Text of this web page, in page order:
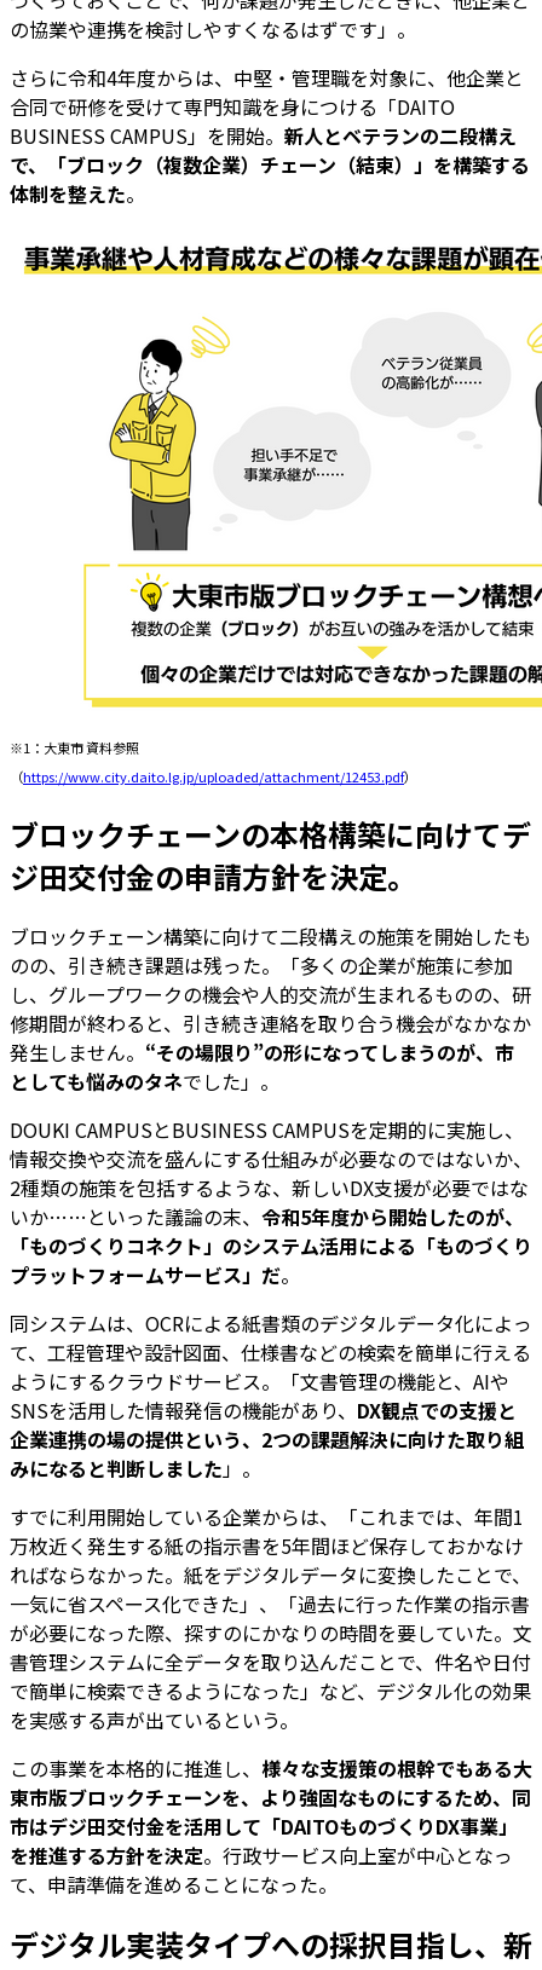
の協業や連携を検討しやすくなるはずです」。
さらに令和4年度からは、中堅・管理職を対象に、他企業と
合同で研修を受けて専門知識を身につける「DAITO
BUSINESS CAMPUS」を開始。 新人とベテランの二段構え
で、「ブロック（複数企業）チェーン（結束）」を構築する
体制を整えた。
※1：大東市 資料参照
（https://www.city.daito.lg.jp/uploaded/attachment/12453.pdf）
ブロックチェーンの本格構築に向けてデ
ジ田交付金の申請方針を決定。
ブロックチェーン構築に向けて二段構えの施策を開始したも
のの、引き続き課題は残った。「多くの企業が施策に参加
し、グループワークの機会や人的交流が生まれるものの、研
修期間が終わると、引き続き連絡を取り合う機会がなかなか
発生しません。 “その場限り”の形になってしまうのが、市
としても悩みのタネでした」。
DOUKI CAMPUSとBUSINESS CAMPUSを定期的に実施し、
情報交換や交流を盛んにする仕組みが必要なのではないか、
2種類の施策を包括するような、新しいDX支援が必要ではな
いか……といった議論の末、 令和5年度から開始したのが、
「ものづくりコネクト」のシステム活用による「ものづくり
プラットフォームサービス」だ。
同システムは、OCRによる紙書類のデジタルデータ化によっ
て、工程管理や設計図面、仕様書などの検索を簡単に行える
ようにするクラウドサービス。「文書管理の機能と、AIや
SNSを活用した情報発信の機能があり、 DX観点での支援と
企業連携の場の提供という、2つの課題解決に向けた取り組
みになると判断しました」。
すでに利用開始している企業からは、「これまでは、年間1
万枚近く発生する紙の指示書を5年間ほど保存しておかなけ
ればならなかった。紙をデジタルデータに変換したことで、
一気に省スペース化できた」、「過去に行った作業の指示書
が必要になった際、探すのにかなりの時間を要していた。文
書管理システムに全データを取り込んだことで、件名や日付
で簡単に検索できるようになった」など、デジタル化の効果
を実感する声が出ているという。
この事業を本格的に推進し、 様々な支援策の根幹でもある大
東市版ブロックチェーンを、より強固なものにするため、同
市はデジ田交付金を活用して「DAITOものづくりDX事業」
を推進する方針を決定。行政サービス向上室が中心となっ
て、申請準備を進めることになった。
デジタル実装タイプへの採択目指し、新